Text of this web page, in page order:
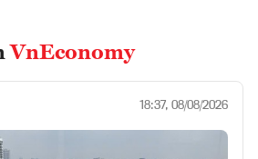
VnEconomy
18:37, 08/08/2026